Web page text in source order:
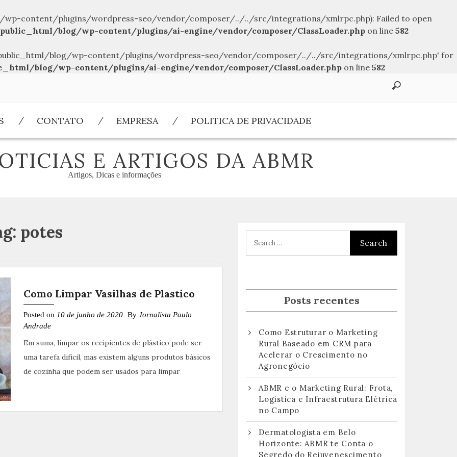
content/plugins/wordpress-seo/vendor/composer/../../src/integrations/xmlrpc.php): Failed to open
blog/wp-content/plugins/ai-engine/vendor/composer/ClassLoader.php on line 582
public_html/blog/wp-content/plugins/wordpress-seo/vendor/composer/../../src/integrations/xmlrpc.php' for
blog/wp-content/plugins/ai-engine/vendor/composer/ClassLoader.php on line 582
CONTATO EMPRESA POLITICA DE PRIVACIDADE
E ARTIGOS DA ABMR
Artigos, Dicas e informações
potes
Como Limpar Vasilhas de Plastico
Posted on 10 de junho de 2020 By Jornalista Paulo
Andrade
Em suma, limpar os recipientes de plástico pode ser
uma tarefa difícil, mas existem alguns produtos básicos
de cozinha que podem ser usados ​​para limpar
Posts recentes
Como Estruturar o Marketing
Rural Baseado em CRM para
Acelerar o Crescimento no
Agronegócio
ABMR e o Marketing Rural: Frota,
Logística e Infraestrutura Elétrica
no Campo
Dermatologista em Belo
Horizonte: ABMR te Conta o
Segredo do Rejuvenescimento